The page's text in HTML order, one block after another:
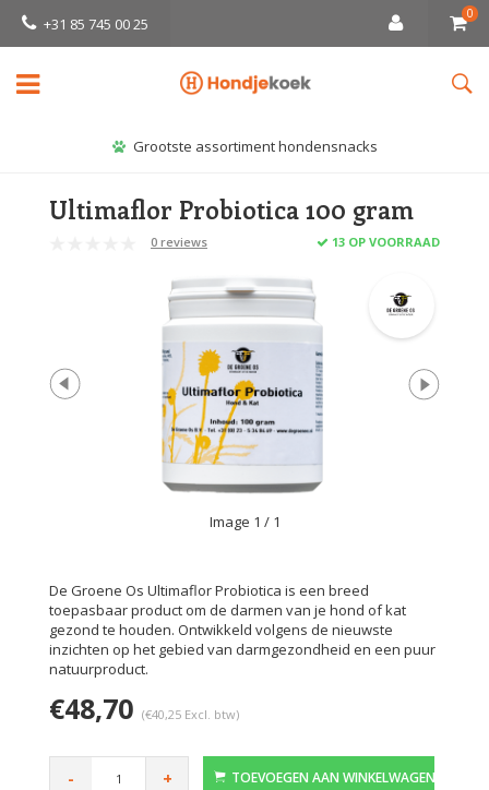
+31 85 745 00 25
0
Grootste assortiment hondensnacks
Ultimaflor Probiotica 100 gram
0 reviews 13 OP VOORRAAD
Image 1 / 1
De Groene Os Ultimaflor Probiotica is een breed
toepasbaar product om de darmen van je hond of kat
gezond te houden. Ontwikkeld volgens de nieuwste
inzichten op het gebied van darmgezondheid en een puur
natuurproduct.
€48,70 (€40,25 Excl. btw)
- + TOEVOEGEN AAN WINKELWAGEN